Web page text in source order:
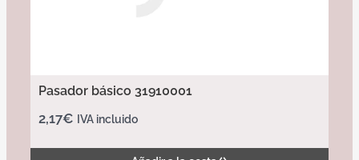
Pasador básico 31910001
2,17€ IVA incluido